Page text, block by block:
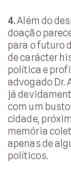
4.Além do
doação
para o futuro
de carácter
política e
advogado Dr.
já
com um
cidade,
memória
apenas de
políticos.